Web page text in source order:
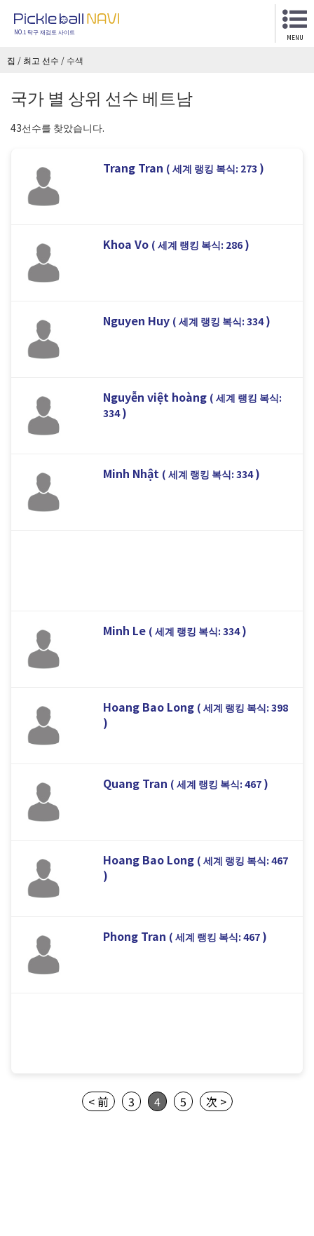
NO.1 탁구 재검토 사이트
MENU
집 / 최고 선수 / 수색
국가 별 상위 선수 베트남
43선수를 찾았습니다.
Trang Tran ( 세계 랭킹 복식: 273 )
Khoa Vo ( 세계 랭킹 복식: 286 )
Nguyen Huy ( 세계 랭킹 복식: 334)
Nguyễn việt hoàng ( 세계 랭킹 복식:
334)
Minh Nhật ( 세계 랭킹 복식: 334)
Minh Le ( 세계 랭킹 복식: 334)
Hoang Bao Long ( 세계 랭킹 복식: 398
)
Quang Tran ( 세계 랭킹 복식: 467 )
Hoang Bao Long ( 세계 랭킹 복식: 467
)
Phong Tran ( 세계 랭킹 복식: 467 )
< 前 3 4 5 次 >